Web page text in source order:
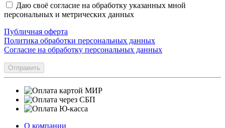
Даю своё согласие на обработку указанных мной
персональных и метрических данных
Публичная оферта
Политика обработки персональных данных
Согласие на обработку персональных данных
Отправить
О компании